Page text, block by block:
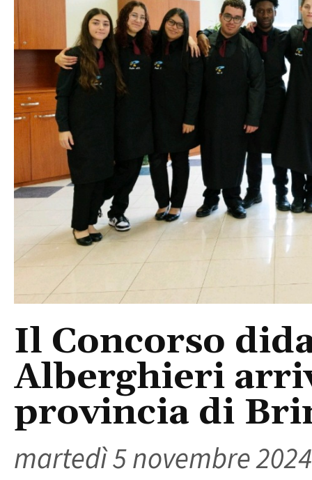
Il Concorso
Alberghieri
provincia di
martedì 5 novembre 2024